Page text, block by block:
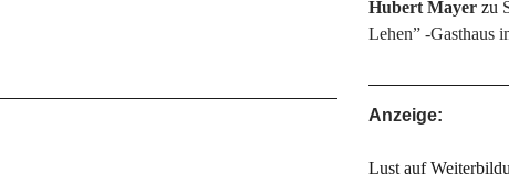
Hubert Mayerzu
Lehen” -Gasthaus
Anzeige:
Lust auf